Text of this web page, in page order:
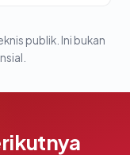
publik. Ini bukan